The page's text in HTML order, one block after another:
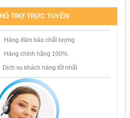
HỔ TRỢ TRỰC TUYẾN
Hàng đảm bảo chất lượng
Hàng chính hãng 100%
Dịch vụ khách hàng tốt nhất